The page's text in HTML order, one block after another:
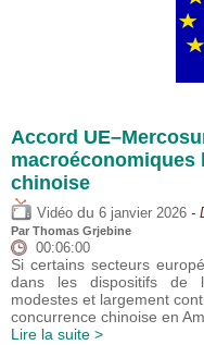
Accord
macroéconomiques
chinoise
Vidéo du 6 janvier 2026 -
Par Thomas Grjebine
00:06:00
Si certains secteurs
dans les dispositifs de
modestes et largement
concurrence chinoise en
Lire la suite >